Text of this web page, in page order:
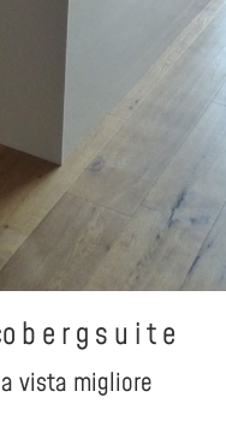
b e r g s u i t e
vista migliore